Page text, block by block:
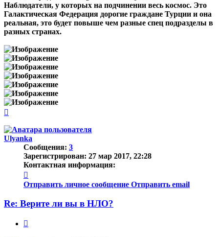
Наблюдатели, у которых на подчинении весь космос. Это
Галактическая Федерация дорогие граждане Турции и она
реальная, это будет повыше чем разные спец подразделы в
разных странах.
началу
Ulyanka
Сообщения: 3
Зарегистрирован: 27 мар 2017, 22:28
Контактная информация:
информация
пользователя
Отправить личное сообщение Отправить email
Re: Верите ли вы в НЛО?